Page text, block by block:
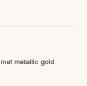
mat metallic gold